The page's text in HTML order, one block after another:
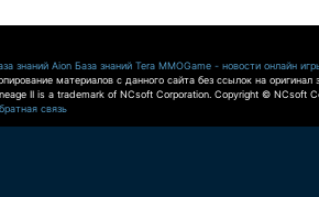
знаний Aion База знаний Tera MMOGame - новости онлайн
материалов с данного сайта без ссылок на оригинал
II is a trademark of NCsoft Corporation. Copyright © NCsoft
связь